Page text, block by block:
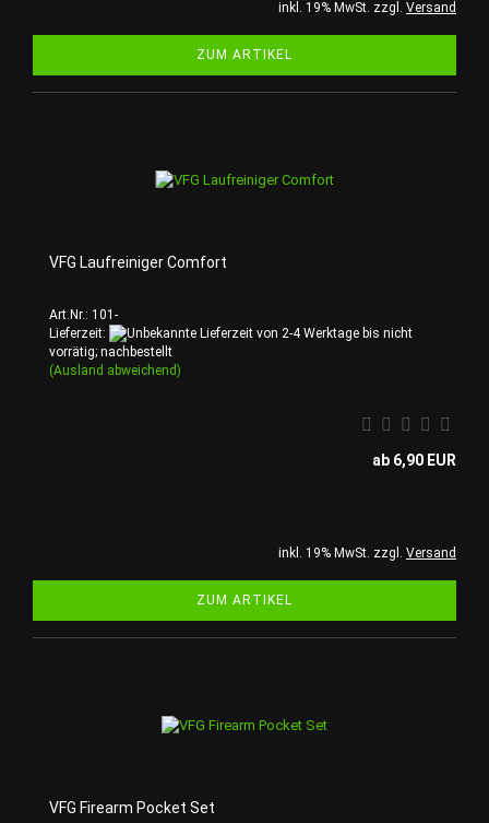
inkl. 19% MwSt. zzgl. Versand
ZUM ARTIKEL
VFG Laufreiniger Comfort
Art.Nr.: 101-
Lieferzeit:
von 2-4 Werktage bis nicht
vorrätig; nachbestellt
(Ausland abweichend)
ab 6,90 EUR
inkl. 19% MwSt. zzgl. Versand
ZUM ARTIKEL
VFG Firearm Pocket Set